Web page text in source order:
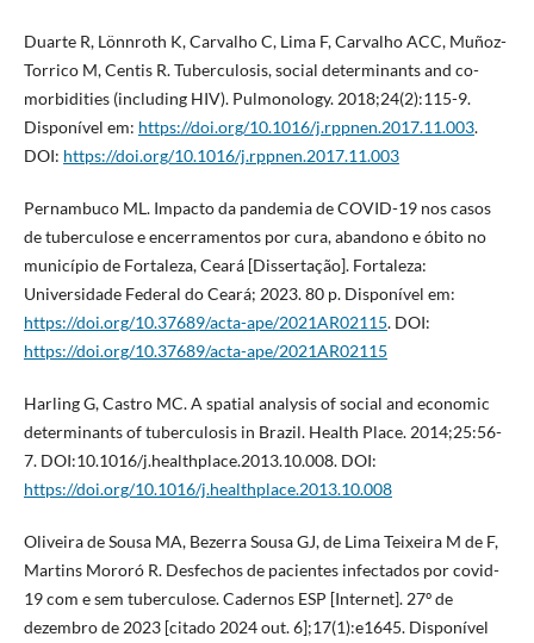
Duarte R, Lönnroth K, Carvalho C, Lima F, Carvalho ACC, Muñoz-
Torrico M, Centis R. Tuberculosis, social determinants and co-
morbidities (including HIV). Pulmonology. 2018;24(2):115-9.
Disponível em: https://doi.org/10.1016/j.rppnen.2017.11.003.
DOI: https://doi.org/10.1016/j.rppnen.2017.11.003
Pernambuco ML. Impacto da pandemia de COVID-19 nos casos
de tuberculose e encerramentos por cura, abandono e óbito no
município de Fortaleza, Ceará [Dissertação]. Fortaleza:
Universidade Federal do Ceará; 2023. 80 p. Disponível em:
https://doi.org/10.37689/acta-ape/2021AR02115. DOI:
https://doi.org/10.37689/acta-ape/2021AR02115
Harling G, Castro MC. A spatial analysis of social and economic
determinants of tuberculosis in Brazil. Health Place. 2014;25:56-
7. DOI:10.1016/j.healthplace.2013.10.008. DOI:
https://doi.org/10.1016/j.healthplace.2013.10.008
Oliveira de Sousa MA, Bezerra Sousa GJ, de Lima Teixeira M de F,
Martins Mororó R. Desfechos de pacientes infectados por covid-
19 com e sem tuberculose. Cadernos ESP [Internet]. 27º de
dezembro de 2023 [citado 2024 out. 6];17(1):e1645. Disponível